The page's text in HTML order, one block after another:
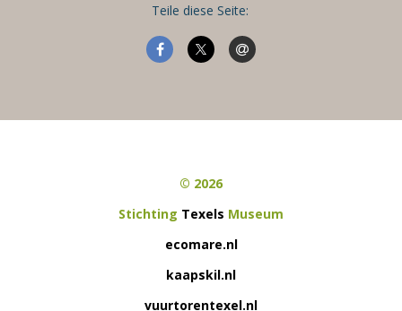
Teile diese Seite:
© 2026
Stichting Texels Museum
ecomare.nl
kaapskil.nl
vuurtorentexel.nl